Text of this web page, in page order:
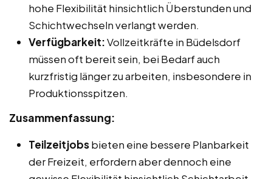
hohe Flexibilität hinsichtlich Überstunden und
Schichtwechseln verlangt werden.
Verfügbarkeit:Vollzeitkräfte in Büdelsdorf
müssen oft bereit sein, bei Bedarf auch
kurzfristig länger zu arbeiten, insbesondere in
Produktionsspitzen.
Zusammenfassung:
Teilzeitjobsbieten eine bessere Planbarkeit
der Freizeit, erfordern aber dennoch eine